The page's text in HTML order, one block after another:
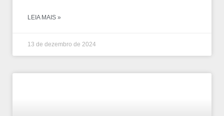
LEIA MAIS »
13 de dezembro de 2024